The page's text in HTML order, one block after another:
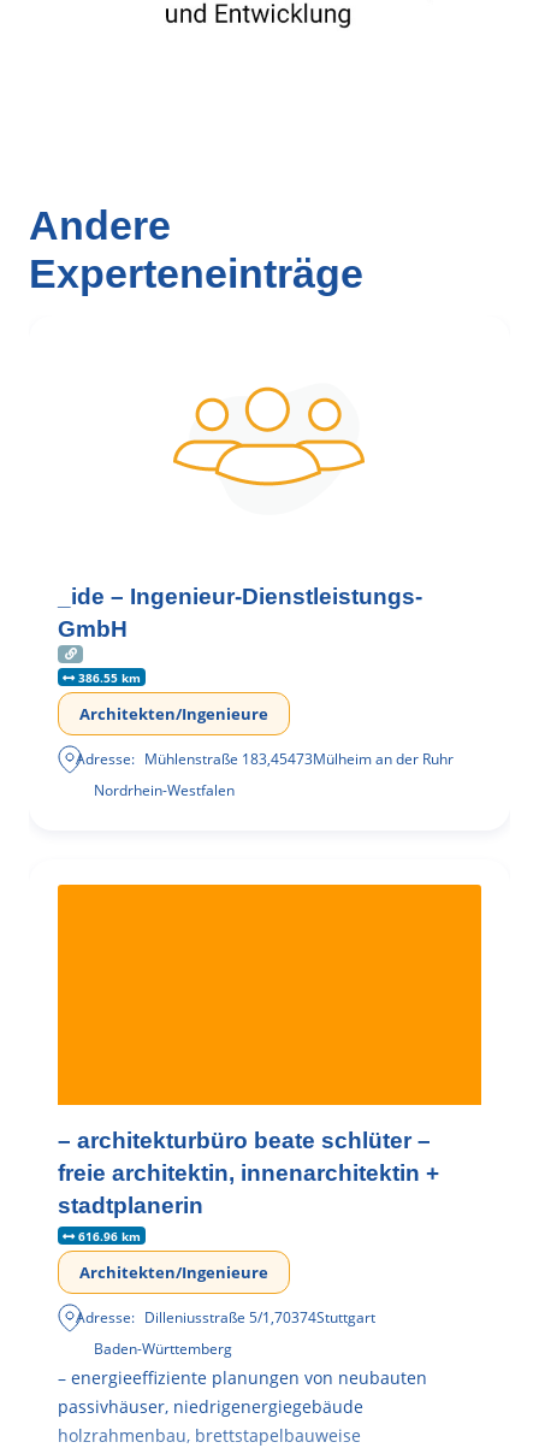
Andere
Experteneinträge
_ide – Ingenieur-Dienstleistungs-
GmbH
386.55 km
Architekten/Ingenieure
Adresse: Mühlenstraße 183,45473Mülheim an der Ruhr
Nordrhein-Westfalen
– architekturbüro beate schlüter –
freie architektin, innenarchitektin +
stadtplanerin
616.96 km
Architekten/Ingenieure
Adresse: Dilleniusstraße 5/1,70374Stuttgart
Baden-Württemberg
– energieeffiziente planungen von neubauten
passivhäuser, niedrigenergiegebäude
holzrahmenbau, brettstapelbauweise